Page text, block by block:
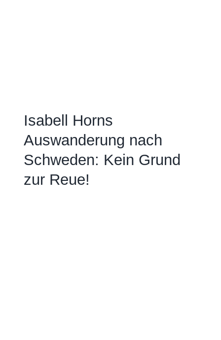
Isabell Horns
Auswanderung nach
Schweden: Kein Grund
zur Reue!